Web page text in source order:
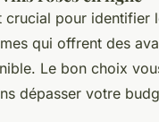
crucial pour identifier
qui offrent des
Le bon choix
dépasser votre